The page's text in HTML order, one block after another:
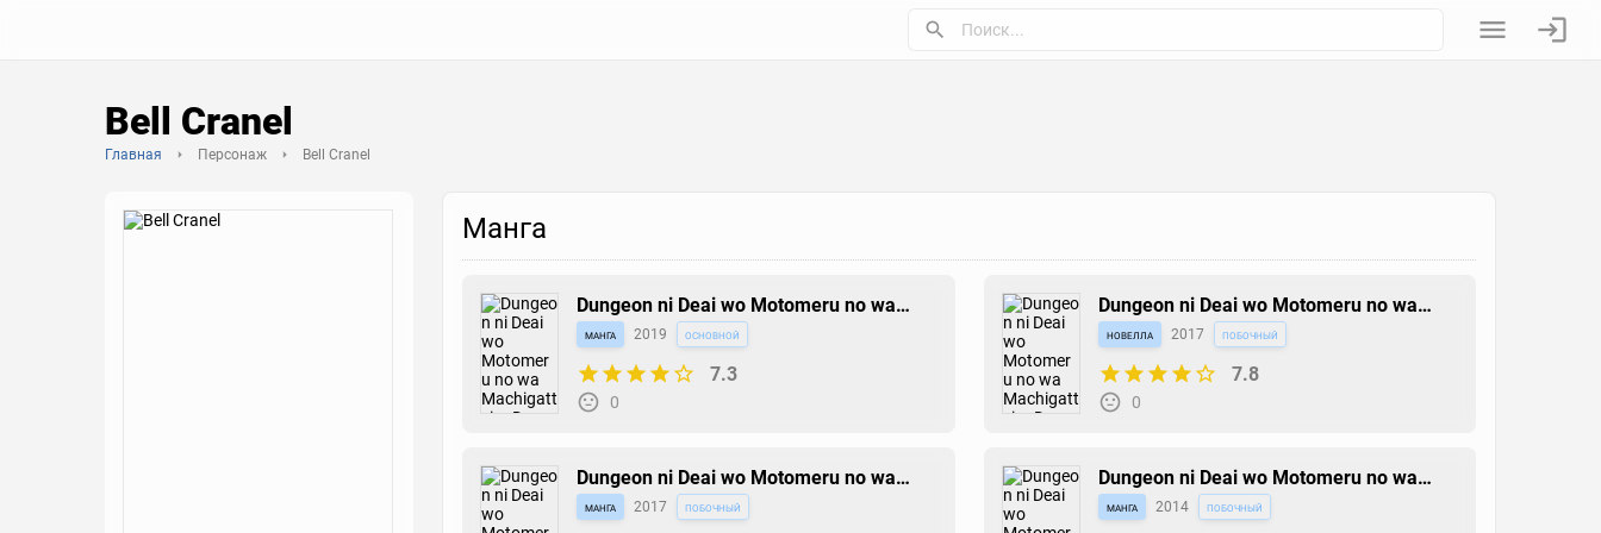
Bell Cranel
Главная Персонаж Bell Cranel
Манга
Dungeon ni Deai wo Motomeru no wa
Machigatteiru Darou ka II
манга 2019 основной
7.3
0
Dungeon ni Deai wo Motomeru no wa
Machigatteiru Darou ka: Familia
Chronicle - Episode Ryuu
новелла 2017 побочный
7.8
0
Dungeon ni Deai wo Motomeru no wa
Machigatteiru Darou ka: Familia
Chronicle - Episode Ryuu
манга 2017 побочный
Dungeon ni Deai wo Motomeru no wa
Machigatteiru Darou ka 4-koma
манга 2014 побочный